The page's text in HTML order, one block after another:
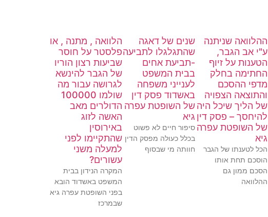
ההלוואה שניתנה
ע"י אב הגבר,
הטענות על זיוף
החתימה בחלק
מדפי ההסכם
והתוצאה הצפויה
של הליך שיכל היה
להיחסך – פסק דין
של השופטת עפרה
גיא
הכל לטענתו של הגבר
הוסכם תחת אותו
הסכם ממון גם
ההלוואה
שנים של דאגה
שהתגלגלו לתביעה
-תביעת אחים
בבית המשפט
לענייני משפחה
באשדוד פסק דין
של השופטת עפרה
גיא
סיפור חיים לא פשוט
בכלל כעולה מפסק הדין
חוותה מי שבסוף
הלוואה , מתנה , או
פלסטר על חוסר
שביעות רצון הוריו
של הגבר להינשא
לגרושה עבור מה
שולמו 100000
הדולרים מאב
האשה לזוג
באירוסין
שהתקיימו לפני
למעלה משני
עשורים?
המקרה הנידון בבית
המשפט באשדוד הובא
בפני השופטת עפרה גיא
שבמרכז